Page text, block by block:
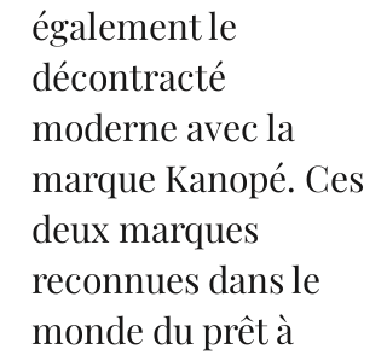
également le
décontracté
moderne avec la
marque Kanopé. Ces
deux marques
reconnues dans le
monde du prêt à